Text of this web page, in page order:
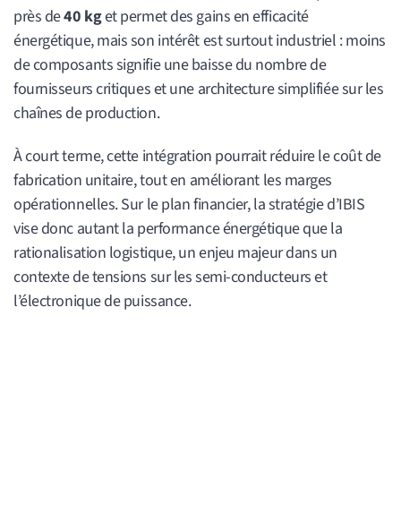
près de40 kget permet des gains en efficacité
énergétique, mais son intérêt est surtout industriel : moins
de composants signifie une baisse du nombre de
fournisseurs critiques et une architecture simplifiée sur les
chaînes de production.
À court terme, cette intégration pourrait réduire le coût de
fabrication unitaire, tout en améliorant les marges
opérationnelles. Sur le plan financier, la stratégie d’IBIS
vise donc autant la performance énergétique que la
rationalisation logistique, un enjeu majeur dans un
contexte de tensions sur les semi-conducteurs et
l’électronique de puissance.